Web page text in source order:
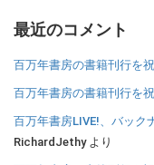
最近のコメント
百万年書房の書籍刊行を
百万年書房の書籍刊行を
百万年書房LIVE!、バック
RichardJethyより